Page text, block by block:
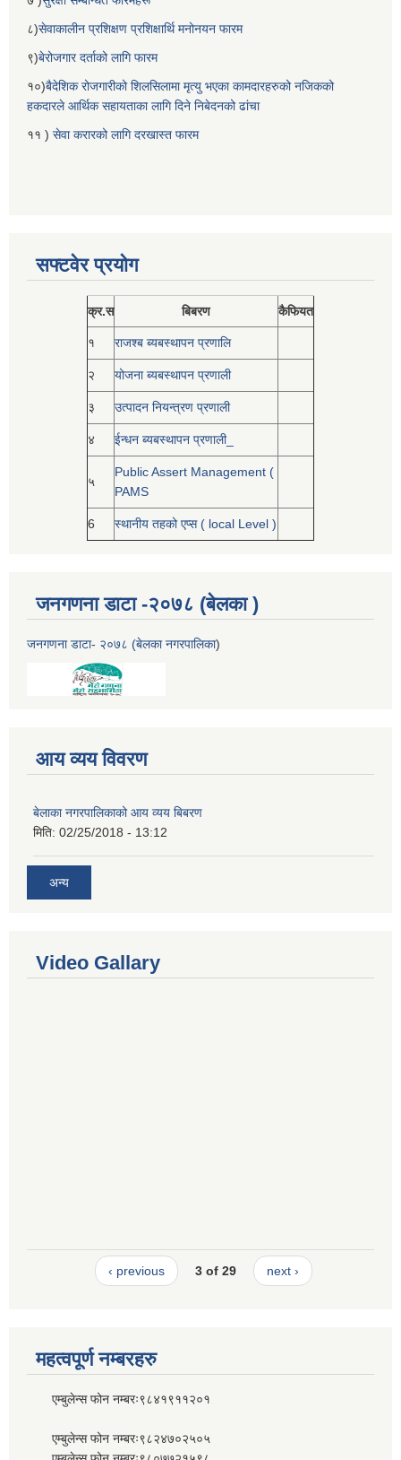
८)सेवाकालीन प्रशिक्षण प्रशिक्षार्थि मनोनयन फारम
९)बेरोजगार दर्ताको लागि फारम
१०)बैदेशिक रोजगारीको शिलसिलामा मृत्यु भएका कामदारहरुको नजिकको
हकदारले आर्थिक सहायताका लागि दिने निबेदनको ढांचा
११ ) सेवा करारको लागि दरखास्त फारम
सफ्टवेर प्रयोग
क्र.स बिबरण कैफियत
१ राजश्ब ब्यबस्थापन प्रणालि
२ योजना ब्यबस्थापन प्रणाली
३ उत्पादन नियन्त्रण प्रणाली
४ ईन्धन ब्यबस्थापन प्रणाली_
५
Public Assert Management (
PAMS
6 स्थानीय तहको एप्स ( local Level )
जनगणना डाटा -२०७८ (बेलका )
जनगणना डाटा- २०७८ (बेलका नगरपालिका)
आय व्यय विवरण
बेलाका नगरपालिकाको आय व्यय बिबरण
मिति: 02/25/2018 - 13:12
अन्य
Video Gallary
‹ previous 3 of 29 next ›
महत्वपूर्ण नम्बरहरु
एम्बुलेन्स फोन नम्बरः९८४१९११२०१
एम्बुलेन्स फोन नम्बरः९८२४७०२५०५